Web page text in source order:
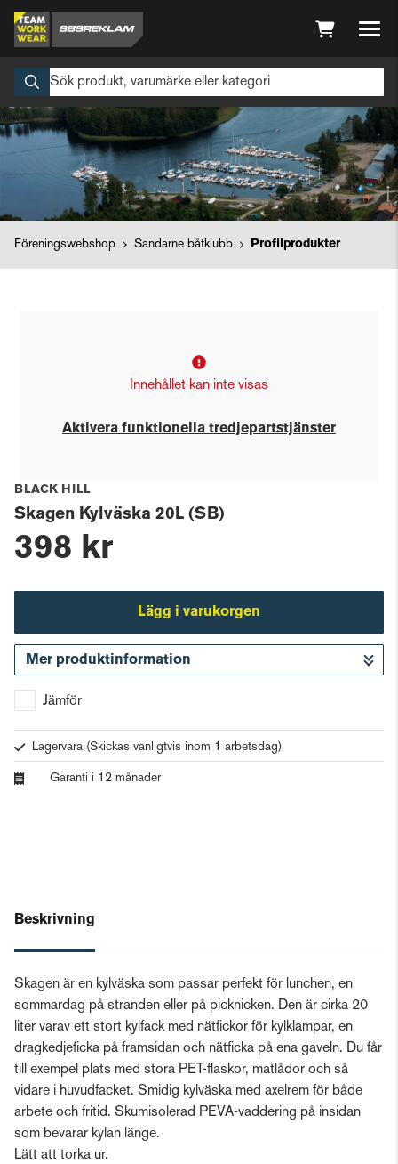
Föreningswebshop Sandarne båtklubb Profilprodukter
Innehållet kan inte visas
Aktivera funktionella tredjepartstjänster
BLACK HILL
Skagen Kylväska 20L (SB)
398 kr
Lägg i varukorgen
Mer produktinformation
Jämför
Lagervara (Skickas vanligtvis inom 1 arbetsdag)
Garanti i 12 månader
Beskrivning
Skagen är en kylväska som passar perfekt för lunchen, en
sommardag på stranden eller på picknicken. Den är cirka 20
liter varav ett stort kylfack med nätfickor för kylklampar, en
dragkedjeficka på framsidan och nätficka på ena gaveln. Du får
till exempel plats med stora PET-flaskor, matlådor och så
vidare i huvudfacket. Smidig kylväska med axelrem för både
arbete och fritid. Skumisolerad PEVA-vaddering på insidan
som bevarar kylan länge.
Lätt att torka ur.